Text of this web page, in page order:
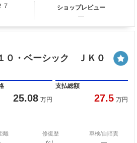
ショップレビュー
―
０・ベーシック ＪＫ０
25.08 万円
支払総額
27.5 万円
離
修復歴
車検/自賠責